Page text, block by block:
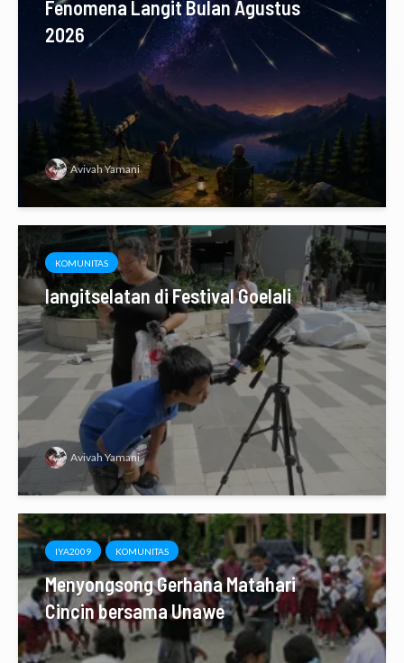
Fenomena Langit Bulan Agustus
2026
Avivah Yamani
KOMUNITAS
langitselatan di Festival Goelali
Avivah Yamani
IYA2009 KOMUNITAS
Menyongsong Gerhana Matahari
Cincin bersama Unawe